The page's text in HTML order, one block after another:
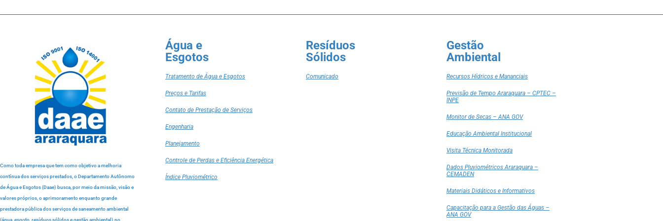
Como toda empresa que tem como objetivo a melhoria
contínua dos serviços prestados, o Departamento Autônomo
de Água e Esgotos (Daae) busca, por meio da missão, visão e
valores próprios, o aprimoramento enquanto grande
prestadora pública dos serviços de saneamento ambiental
(água, esgoto, resíduos sólidos e gestão ambiental) no
Água e
Esgotos
Tratamento de Água e Esgotos
Preços e Tarifas
Contato de Prestação de Serviços
Engenharia
Planejamento
Controle de Perdas e Eficiência Energética
Índice Pluviométrico
Resíduos
Sólidos
Comunicado
Gestão
Ambiental
Recursos Hídricos e Mananciais
Previsão de Tempo Araraquara – CPTEC –
INPE
Monitor de Secas – ANA GOV
Educação Ambiental Institucional
Visita Técnica Monitorada
Dados Pluviométricos Araraquara –
CEMADEN
Materiais Didáticos e Informativos
Capacitação para a Gestão das Águas –
ANA GOV